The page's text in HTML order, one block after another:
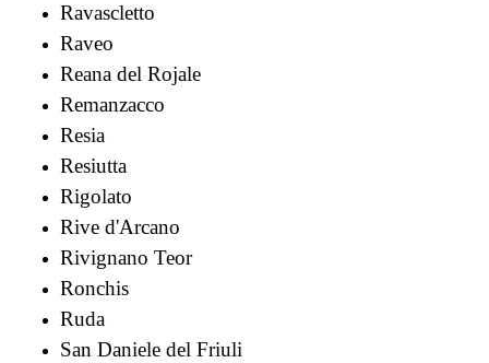
Ravascletto
Raveo
Reana del Rojale
Remanzacco
Resia
Resiutta
Rigolato
Rive d'Arcano
Rivignano Teor
Ronchis
Ruda
San Daniele del Friuli